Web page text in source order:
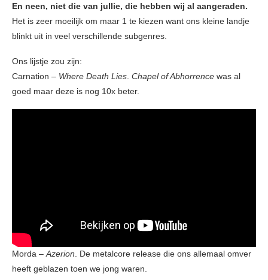
En neen, niet die van jullie, die hebben wij al aangeraden.
Het is zeer moeilijk om maar 1 te kiezen want ons kleine landje
blinkt uit in veel verschillende subgenres.
Ons lijstje zou zijn:
Carnation – Where Death Lies Chapel of Abhorrence was al
goed maar deze is nog 10x beter.
Morda –Azerion. De metalcore release die ons allemaal omver
heeft geblazen toen we jong waren.